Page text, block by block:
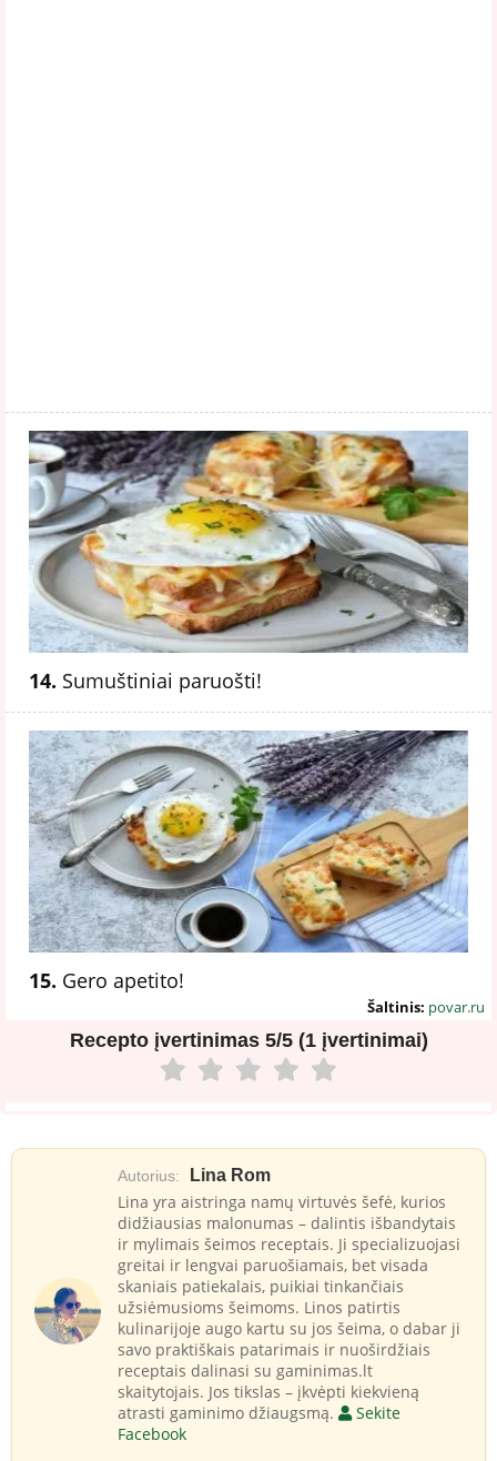
14. Sumuštiniai ​​paruošti!
15. Gero apetito!
Šaltinis: povar.ru
Recepto įvertinimas 5/5 (1 įvertinimai)
Autorius: Lina Rom
Lina yra aistringa namų virtuvės šefė, kurios
didžiausias malonumas – dalintis išbandytais
ir mylimais šeimos receptais. Ji specializuojasi
greitai ir lengvai paruošiamais, bet visada
skaniais patiekalais, puikiai tinkančiais
užsiėmusioms šeimoms. Linos patirtis
kulinarijoje augo kartu su jos šeima, o dabar ji
savo praktiškais patarimais ir nuoširdžiais
receptais dalinasi su gaminimas.lt
skaitytojais. Jos tikslas – įkvėpti kiekvieną
atrasti gaminimo džiaugsmą.
Sekite
Facebook